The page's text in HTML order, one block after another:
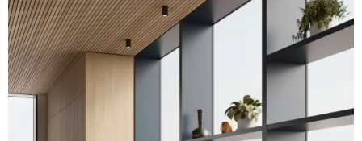
Scocca PLUS interamente imbottita bicolore
Le immagini e i riferimenti dei codici colore sono indicativi, si
consiglia sempre di consultare la cartella con i campioni reali.
Scocca polipropilene (immagine e riferimento codice
colore indicativo)